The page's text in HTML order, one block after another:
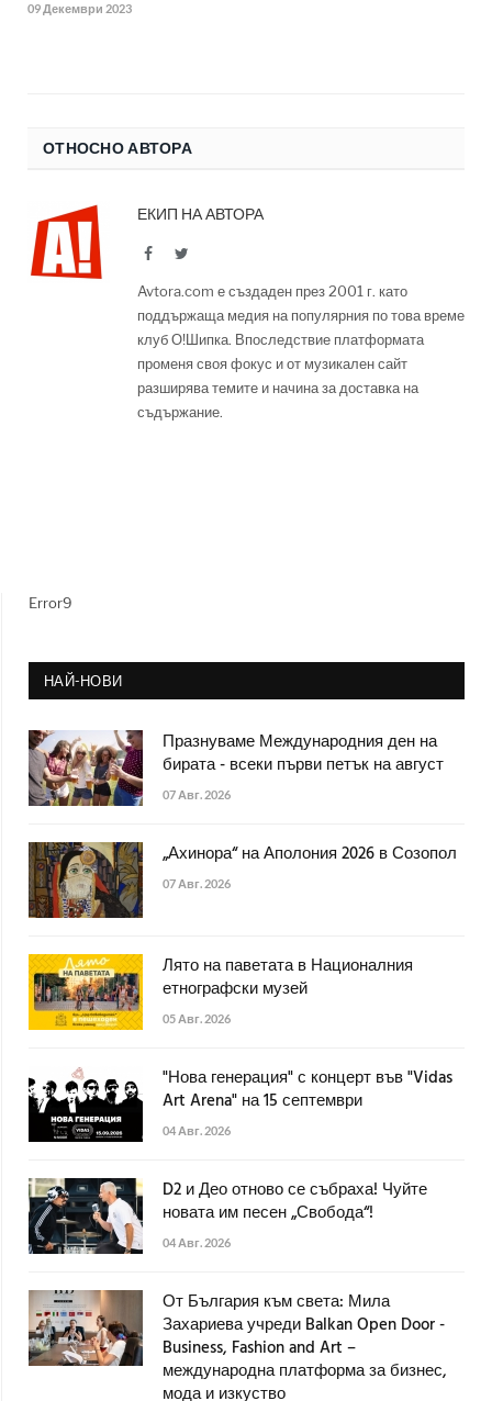
09 Декември 2023
ОТНОСНО АВТОРА
ЕКИП НА АВТОРА
FacebookTwitter
Avtora.com е създаден през 2001 г. като
поддържаща медия на популярния по това време
клуб О!Шипка. Впоследствие платформата
променя своя фокус и от музикален сайт
разширява темите и начина за доставка на
съдържание.
Error9
НАЙ-НОВИ
Празнуваме Международния ден на
бирата - всеки първи петък на август
07 Авг. 2026
„Ахинора“ на Аполония 2026 в Созопол
07 Авг. 2026
Лято на паветата в Националния
етнографски музей
05 Авг. 2026
"Нова генерация" с концерт във "Vidas
Art Arena" на 15 септември
04 Авг. 2026
D2 и Део отново се събраха! Чуйте
новата им песен „Свобода“!
04 Авг. 2026
От България към света: Мила
Захариева учреди Balkan Open Door -
Business, Fashion and Art –
международна платформа за бизнес,
мода и изкуство